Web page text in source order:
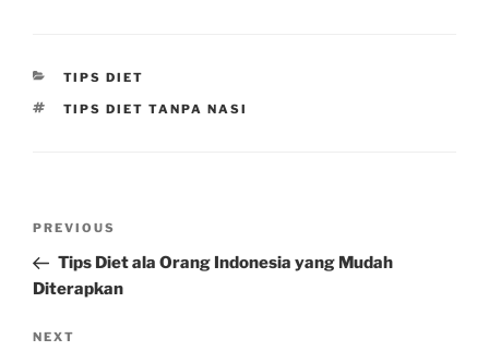
CATEGORIES
TIPS DIET
TAGS
TIPS DIET TANPA NASI
Previous
Post
PREVIOUS
Tips Diet ala Orang Indonesia yang Mudah
Diterapkan
Next
NEXT